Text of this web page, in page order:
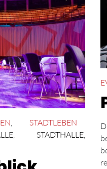
STADTLEBEN
STADTHALLE